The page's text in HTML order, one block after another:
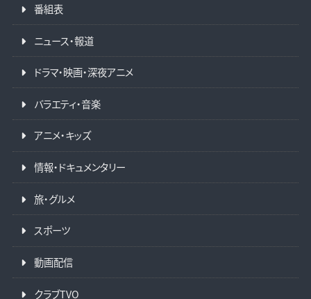
番組表
ニュース・報道
ドラマ・映画・深夜アニメ
バラエティ・音楽
アニメ・キッズ
情報・ドキュメンタリー
旅・グルメ
スポーツ
動画配信
クラブTVO